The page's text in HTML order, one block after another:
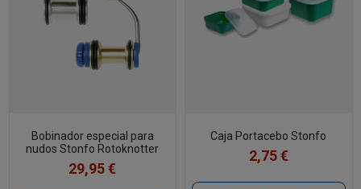
Bobinador especial para
nudos Stonfo Rotoknotter
29,95 €
Caja Portacebo Stonfo
2,75 €